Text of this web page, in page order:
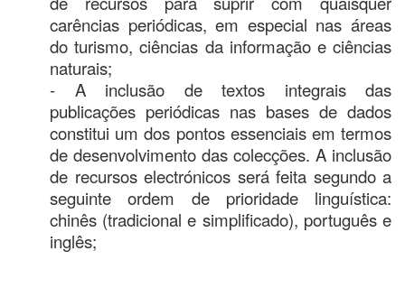
carências periódicas, em especial nas áreas
do turismo, ciências da informação e ciências
naturais;
- A inclusão de textos integrais das
publicações periódicas nas bases de dados
constitui um dos pontos essenciais em termos
de desenvolvimento das colecções. A inclusão
de recursos electrónicos será feita segundo a
seguinte ordem de prioridade linguística:
chinês (tradicional e simplificado), português e
inglês;